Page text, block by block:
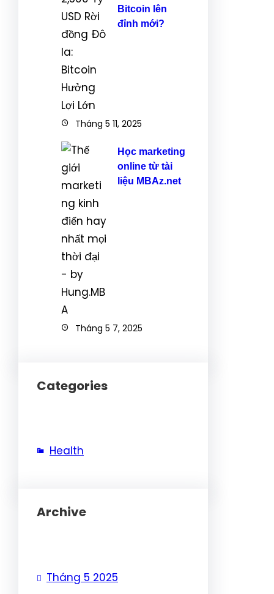
Bitcoin lên
đỉnh mới?
Tháng 5 11, 2025
Học marketing
online từ tài
liệu MBAz.net
Tháng 5 7, 2025
Categories
Health
Archive
Tháng 5 2025